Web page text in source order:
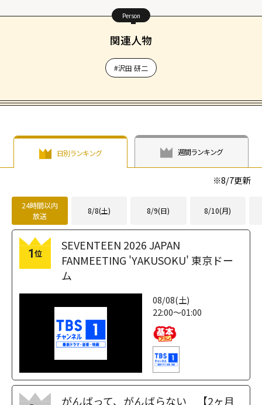
Person
関連人物
#沢田 研二
日別ランキング 週間ランキング
※8/7更新
24時間以内
放送
8/8(土) 8/9(日) 8/10(月)
1位
SEVENTEEN 2026 JAPAN
FANMEETING 'YAKUSOKU' 東京ドー
ム
08/08(土)
22:00～01:00
がんばって、がんばらない 【2ヶ月